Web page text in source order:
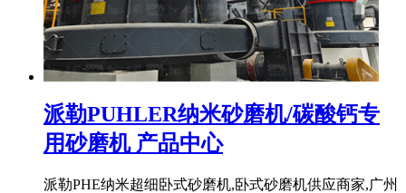
派勒PUHLER纳米砂磨机/碳酸钙专
用砂磨机 产品中心
派勒PHE纳米超细卧式砂磨机,卧式砂磨机供应商家,广州